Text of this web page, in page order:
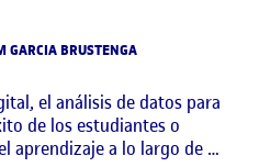
GARCIA BRUSTENGA
el análisis de datos para
de los estudiantes o
aprendizaje a lo largo de …